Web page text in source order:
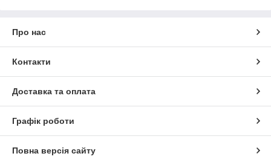
Про нас
Контакти
Доставка та оплата
Графік роботи
Повна версія сайту